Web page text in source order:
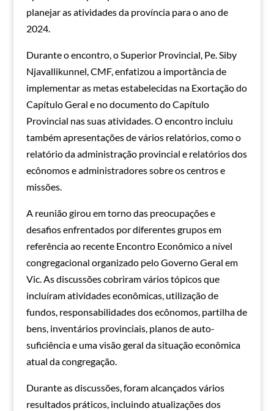
planejar as atividades da província para o ano de
2024.
Durante o encontro, o Superior Provincial, Pe. Siby
Njavallikunnel, CMF, enfatizou a importância de
implementar as metas estabelecidas na Exortação do
Capítulo Geral e no documento do Capítulo
Provincial nas suas atividades. O encontro incluiu
também apresentações de vários relatórios, como o
relatório da administração provincial e relatórios dos
ecônomos e administradores sobre os centros e
missões.
A reunião girou em torno das preocupações e
desafios enfrentados por diferentes grupos em
referência ao recente Encontro Econômico a nível
congregacional organizado pelo Governo Geral em
Vic. As discussões cobriram vários tópicos que
incluíram atividades econômicas, utilização de
fundos, responsabilidades dos ecônomos, partilha de
bens, inventários provinciais, planos de auto-
suficiência e uma visão geral da situação econômica
atual da congregação.
Durante as discussões, foram alcançados vários
resultados práticos, incluindo atualizações dos